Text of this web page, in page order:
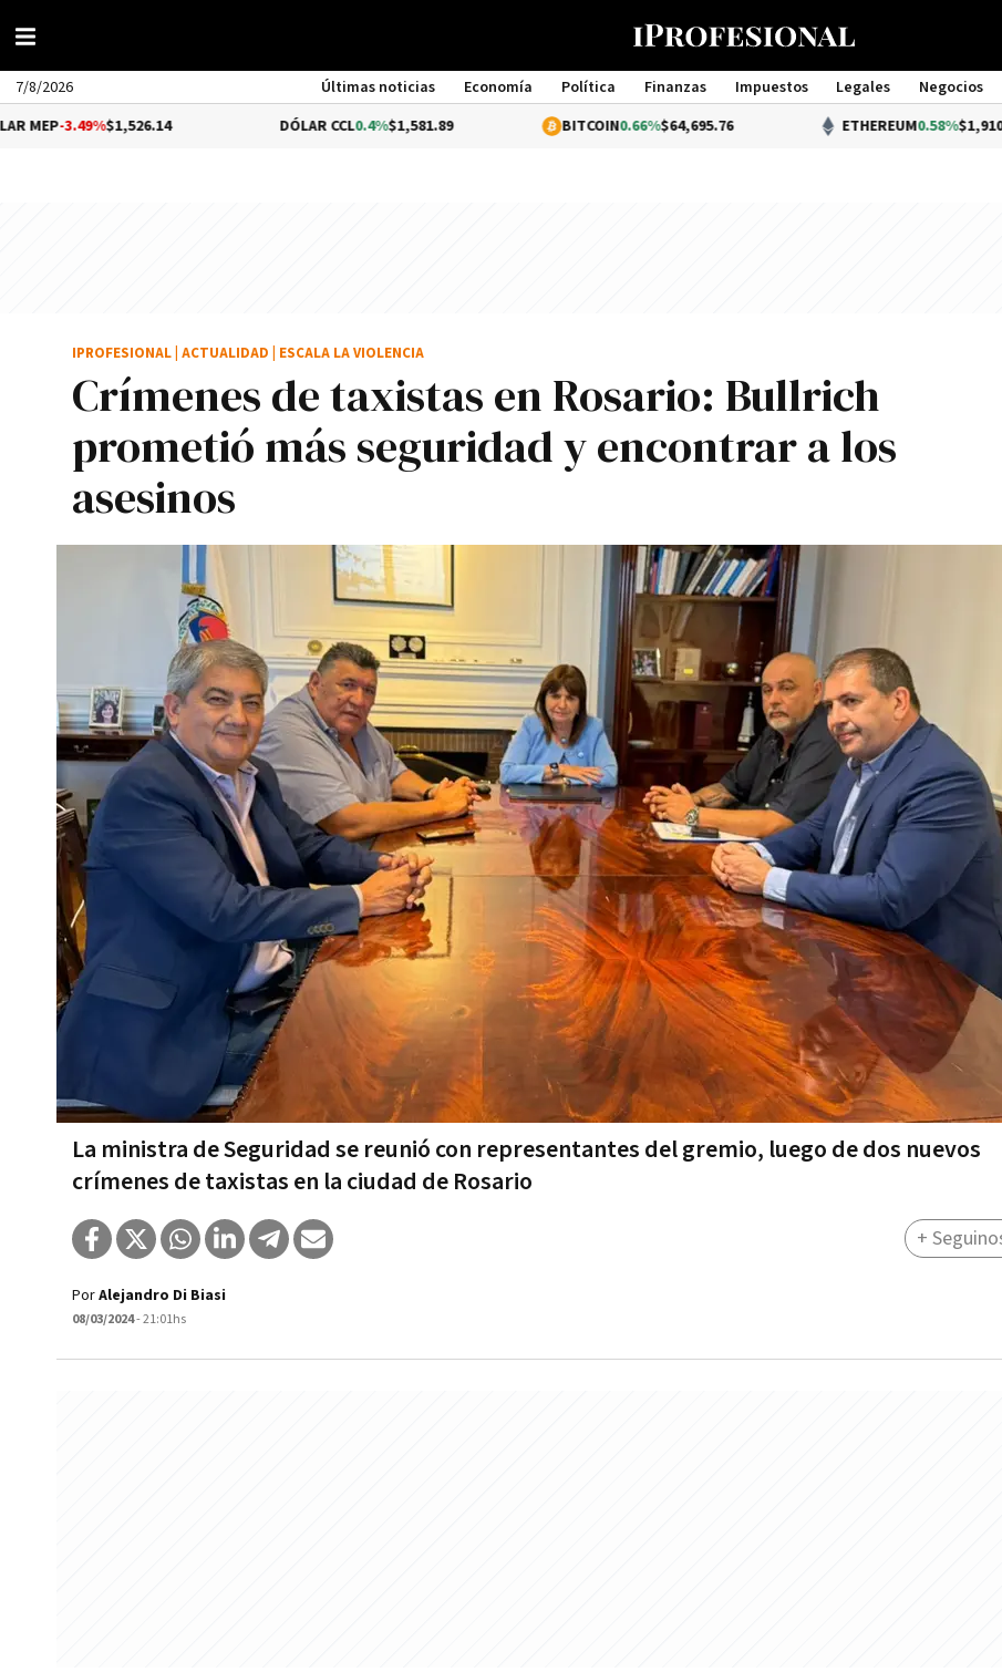
7/8/2026 Últimas noticias Economía Política Finanzas Impuestos Legales Negocios
Management
$1,526.14 0.4%$1,581.89 0.66%$64,695.76 0.58%$1,910.64
Crímenes de taxistas en Rosario: Bullrich
prometió más seguridad y encontrar a los
asesinos
La ministra de Seguridad se reunió con representantes del gremio, luego de dos nuevos
crímenes de taxistas en la ciudad de Rosario
IPROFESIONAL ACTUALIDAD ESCALA LA VIOLENCIA
PorAlejandro Di Biasi
08/03/2024- 21:01hs
+